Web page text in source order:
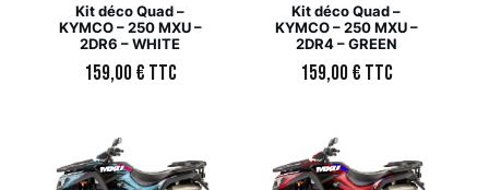
Kit déco Quad –
KYMCO – 250 MXU –
2DR6 – WHITE
159,00€ TTC
Kit déco Quad –
KYMCO – 250 MXU –
2DR4 – GREEN
159,00€ TTC